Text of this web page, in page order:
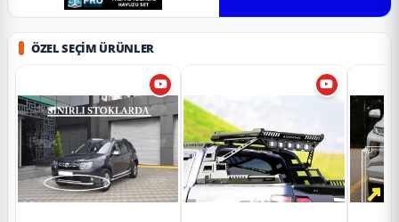
ÖZEL SEÇIM ÜRÜNLER